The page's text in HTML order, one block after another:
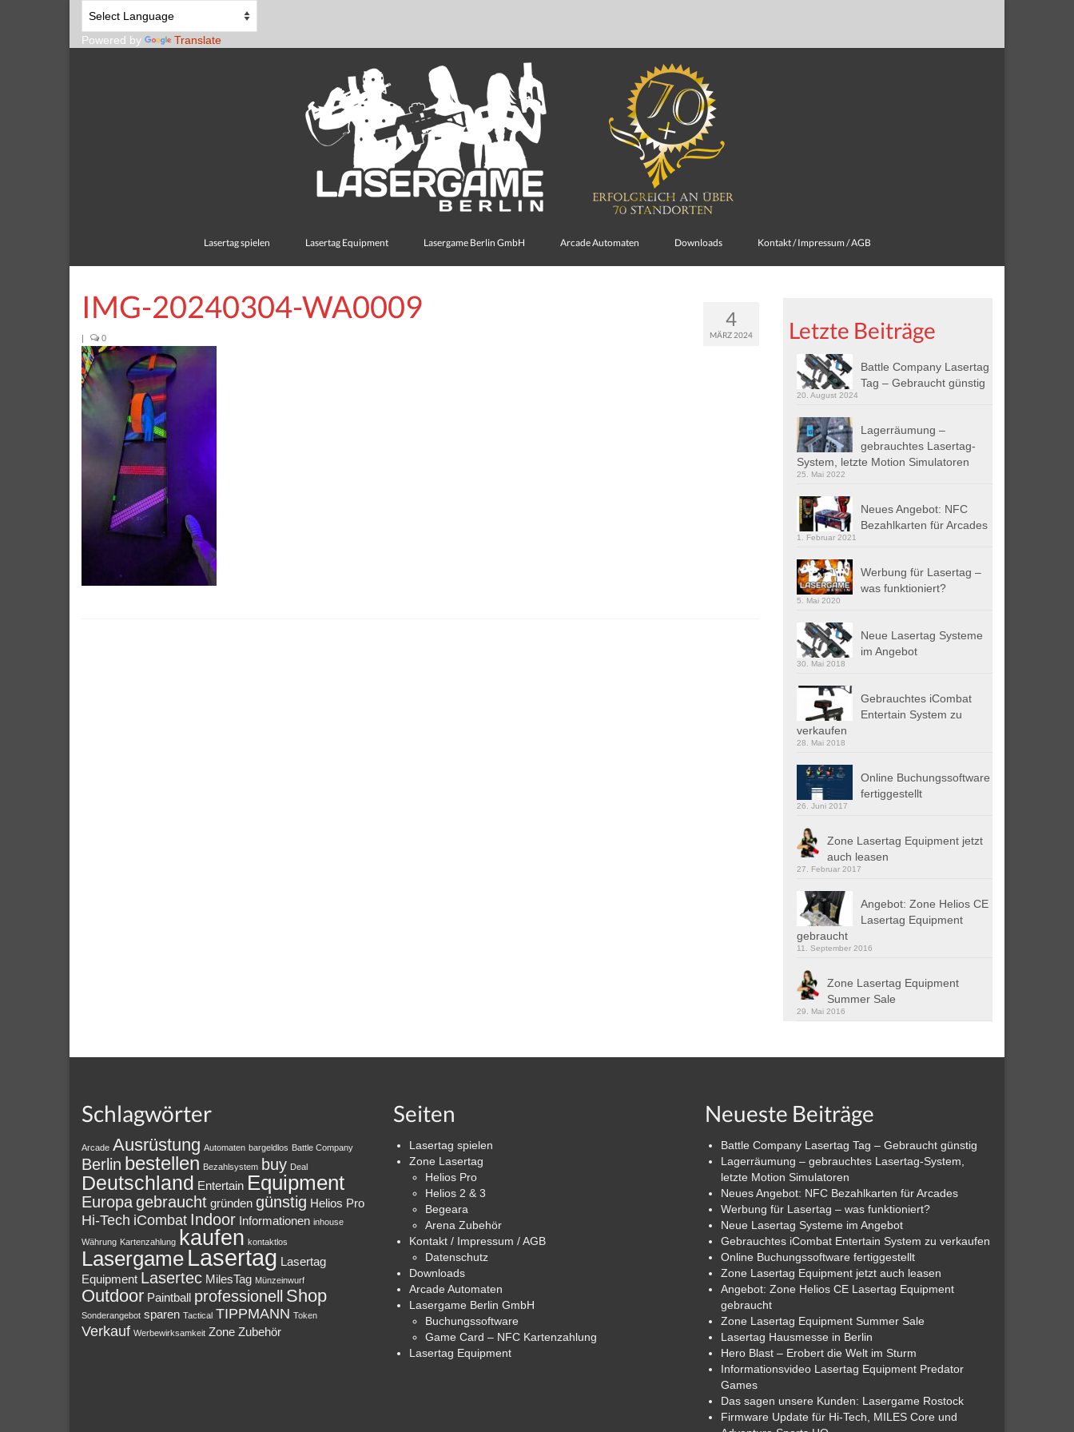
Powered by Translate
Lasertag spielen Lasertag Equipment Lasergame Berlin GmbH Arcade Automaten Downloads Kontakt / Impressum / AGB
4
MÄRZ 2024
IMG-20240304-WA0009
| 0 Letzte Beiträge
Battle Company Lasertag
Tag – Gebraucht günstig
20. August 2024
Lagerräumung –
gebrauchtes Lasertag-
System, letzte Motion Simulatoren
25. Mai 2022
Neues Angebot: NFC
Bezahlkarten für Arcades
1. Februar 2021
Werbung für Lasertag –
was funktioniert?
5. Mai 2020
Neue Lasertag Systeme
im Angebot
30. Mai 2018
Gebrauchtes iCombat
Entertain System zu
verkaufen
28. Mai 2018
Online Buchungssoftware
fertiggestellt
26. Juni 2017
Zone Lasertag Equipment jetzt
auch leasen
27. Februar 2017
Angebot: Zone Helios CE
Lasertag Equipment
gebraucht
11. September 2016
Zone Lasertag Equipment
Summer Sale
29. Mai 2016
Schlagwörter
Arcade Ausrüstung Automaten bargeldlos Battle Company
Berlin bestellen Bezahlsystem buy Deal
Deutschland Entertain Equipment
Europagebraucht gründen günstig Helios Pro
Hi-Tech iCombat Indoor Informationen inhouse
Währung Kartenzahlung kaufen kontaktlos
Lasergame Lasertag Lasertag
Equipment Lasertec MilesTag Münzeinwurf
Outdoor Paintball professionell Shop
Sonderangebot sparen Tactical TIPPMANN Token
Verkauf Werbewirksamkeit Zone Zubehör
Seiten
Lasertag spielen
Zone Lasertag
Helios Pro
Helios 2 & 3
Begeara
Arena Zubehör
Kontakt / Impressum / AGB
Datenschutz
Downloads
Arcade Automaten
Lasergame Berlin GmbH
Buchungssoftware
Game Card – NFC Kartenzahlung
Lasertag Equipment
Neueste Beiträge
Battle Company Lasertag Tag – Gebraucht günstig
Lagerräumung – gebrauchtes Lasertag-System,
letzte Motion Simulatoren
Neues Angebot: NFC Bezahlkarten für Arcades
Werbung für Lasertag – was funktioniert?
Neue Lasertag Systeme im Angebot
Gebrauchtes iCombat Entertain System zu verkaufen
Online Buchungssoftware fertiggestellt
Zone Lasertag Equipment jetzt auch leasen
Angebot: Zone Helios CE Lasertag Equipment
gebraucht
Zone Lasertag Equipment Summer Sale
Lasertag Hausmesse in Berlin
Hero Blast – Erobert die Welt im Sturm
Informationsvideo Lasertag Equipment Predator
Games
Das sagen unsere Kunden: Lasergame Rostock
Firmware Update für Hi-Tech, MILES Core und